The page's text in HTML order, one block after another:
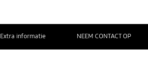
Extra informatie NEEM CONTACT OP